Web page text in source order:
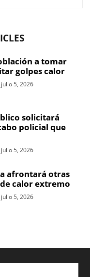
a tomar
golpes calor
julio 5, 2026
solicitará
policial que
julio 5, 2026
afrontará otras
calor extremo
julio 5, 2026